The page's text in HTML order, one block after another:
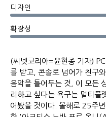
디자인
확장성
(씨넷코리아=윤현종 기자)
를 받고, 콘솔로 넘어가 친구
음악을 틀어두는 것, 이 모든
리하고 싶다는 욕구는 멀티플
어봤을 것이다. 올해로 25주